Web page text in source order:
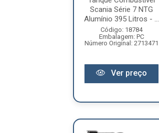
Scania Série 7 NTG
Alumínio 395 Litros - ...
Código: 18784
Embalagem: PC
Número Original: 2713471
Ver preço